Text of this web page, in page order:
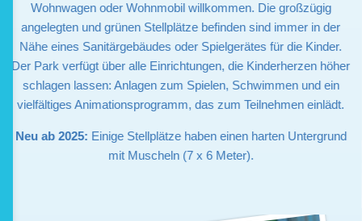
Wohnwagen oder Wohnmobil willkommen. Die großzügig
angelegten und grünen Stellplätze befinden sind immer in der
Nähe eines Sanitärgebäudes oder Spielgerätes für die Kinder.
Der Park verfügt über alle Einrichtungen, die Kinderherzen höher
schlagen lassen: Anlagen zum Spielen, Schwimmen und ein
vielfältiges Animationsprogramm, das zum Teilnehmen einlädt.
Neu ab 2025: Einige Stellplätze haben einen harten Untergrund
mit Muscheln (7 x 6 Meter).